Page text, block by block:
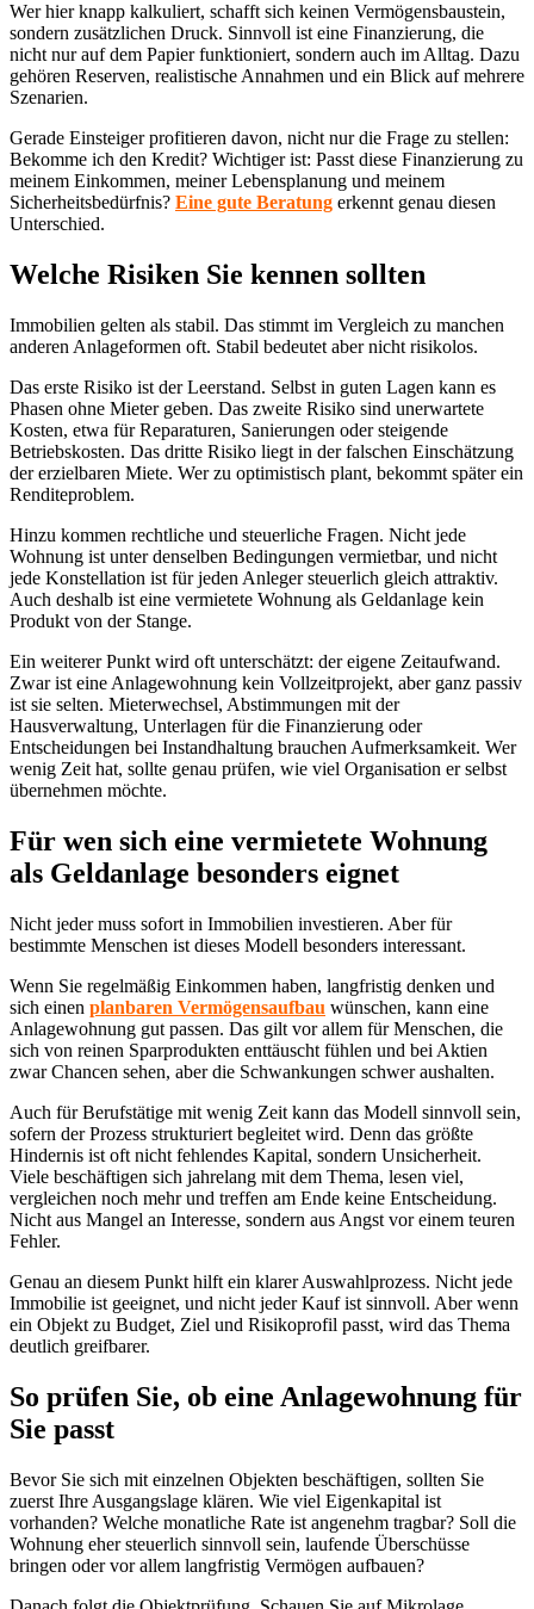
Wer hier knapp kalkuliert, schafft sich keinen Vermögensbaustein,
sondern zusätzlichen Druck. Sinnvoll ist eine Finanzierung, die
nicht nur auf dem Papier funktioniert, sondern auch im Alltag. Dazu
gehören Reserven, realistische Annahmen und ein Blick auf mehrere
Szenarien.
Gerade Einsteiger profitieren davon, nicht nur die Frage zu stellen:
Bekomme ich den Kredit? Wichtiger ist: Passt diese Finanzierung zu
meinem Einkommen, meiner Lebensplanung und meinem
Sicherheitsbedürfnis? Eine gute Beratung erkennt genau diesen
Unterschied.
Welche Risiken Sie kennen sollten
Immobilien gelten als stabil. Das stimmt im Vergleich zu manchen
anderen Anlageformen oft. Stabil bedeutet aber nicht risikolos.
Das erste Risiko ist der Leerstand. Selbst in guten Lagen kann es
Phasen ohne Mieter geben. Das zweite Risiko sind unerwartete
Kosten, etwa für Reparaturen, Sanierungen oder steigende
Betriebskosten. Das dritte Risiko liegt in der falschen Einschätzung
der erzielbaren Miete. Wer zu optimistisch plant, bekommt später ein
Renditeproblem.
Hinzu kommen rechtliche und steuerliche Fragen. Nicht jede
Wohnung ist unter denselben Bedingungen vermietbar, und nicht
jede Konstellation ist für jeden Anleger steuerlich gleich attraktiv.
Auch deshalb ist eine vermietete Wohnung als Geldanlage kein
Produkt von der Stange.
Ein weiterer Punkt wird oft unterschätzt: der eigene Zeitaufwand.
Zwar ist eine Anlagewohnung kein Vollzeitprojekt, aber ganz passiv
ist sie selten. Mieterwechsel, Abstimmungen mit der
Hausverwaltung, Unterlagen für die Finanzierung oder
Entscheidungen bei Instandhaltung brauchen Aufmerksamkeit. Wer
wenig Zeit hat, sollte genau prüfen, wie viel Organisation er selbst
übernehmen möchte.
Für wen sich eine vermietete Wohnung
als Geldanlage besonders eignet
Nicht jeder muss sofort in Immobilien investieren. Aber für
bestimmte Menschen ist dieses Modell besonders interessant.
Wenn Sie regelmäßig Einkommen haben, langfristig denken und
sich einen planbaren Vermögensaufbau wünschen, kann eine
Anlagewohnung gut passen. Das gilt vor allem für Menschen, die
sich von reinen Sparprodukten enttäuscht fühlen und bei Aktien
zwar Chancen sehen, aber die Schwankungen schwer aushalten.
Auch für Berufstätige mit wenig Zeit kann das Modell sinnvoll sein,
sofern der Prozess strukturiert begleitet wird. Denn das größte
Hindernis ist oft nicht fehlendes Kapital, sondern Unsicherheit.
Viele beschäftigen sich jahrelang mit dem Thema, lesen viel,
vergleichen noch mehr und treffen am Ende keine Entscheidung.
Nicht aus Mangel an Interesse, sondern aus Angst vor einem teuren
Fehler.
Genau an diesem Punkt hilft ein klarer Auswahlprozess. Nicht jede
Immobilie ist geeignet, und nicht jeder Kauf ist sinnvoll. Aber wenn
ein Objekt zu Budget, Ziel und Risikoprofil passt, wird das Thema
deutlich greifbarer.
So prüfen Sie, ob eine Anlagewohnung für
Sie passt
Bevor Sie sich mit einzelnen Objekten beschäftigen, sollten Sie
zuerst Ihre Ausgangslage klären. Wie viel Eigenkapital ist
vorhanden? Welche monatliche Rate ist angenehm tragbar? Soll die
Wohnung eher steuerlich sinnvoll sein, laufende Überschüsse
bringen oder vor allem langfristig Vermögen aufbauen?